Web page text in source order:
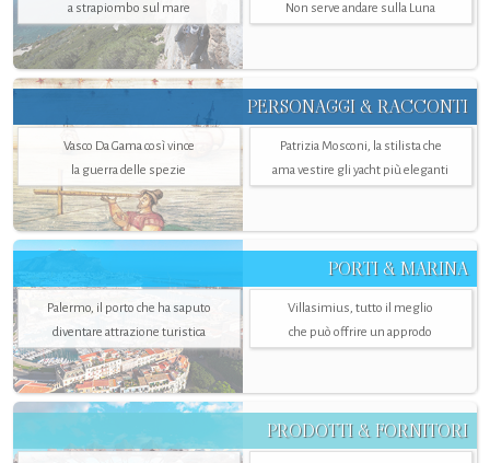
a strapiombo sul mare
Non serve andare sulla Luna
PERSONAGGI & RACCONTI
Vasco Da Gama così vince
la guerra delle spezie
Patrizia Mosconi, la stilista che
ama vestire gli yacht più eleganti
PORTI & MARINA
Palermo, il porto che ha saputo
diventare attrazione turistica
Villasimius, tutto il meglio
che può offrire un approdo
PRODOTTI & FORNITORI